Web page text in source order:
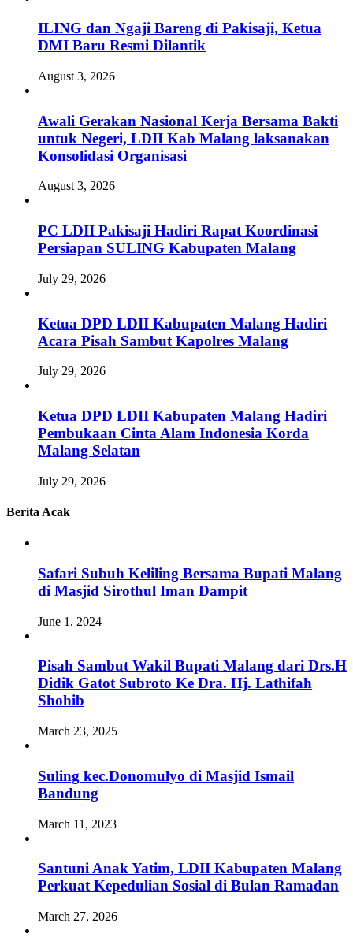
ILING dan Ngaji Bareng di Pakisaji, Ketua
DMI Baru Resmi Dilantik
August 3, 2026
Awali Gerakan Nasional Kerja Bersama Bakti
untuk Negeri, LDII Kab Malang laksanakan
Konsolidasi Organisasi
August 3, 2026
PC LDII Pakisaji Hadiri Rapat Koordinasi
Persiapan SULING Kabupaten Malang
July 29, 2026
Ketua DPD LDII Kabupaten Malang Hadiri
Acara Pisah Sambut Kapolres Malang
July 29, 2026
Ketua DPD LDII Kabupaten Malang Hadiri
Pembukaan Cinta Alam Indonesia Korda
Malang Selatan
July 29, 2026
Berita Acak
Safari Subuh Keliling Bersama Bupati Malang
di Masjid Sirothul Iman Dampit
June 1, 2024
Pisah Sambut Wakil Bupati Malang dari Drs.H
Didik Gatot Subroto Ke Dra. Hj. Lathifah
Shohib
March 23, 2025
Suling kec.Donomulyo di Masjid Ismail
Bandung
March 11, 2023
Santuni Anak Yatim, LDII Kabupaten Malang
Perkuat Kepedulian Sosial di Bulan Ramadan
March 27, 2026